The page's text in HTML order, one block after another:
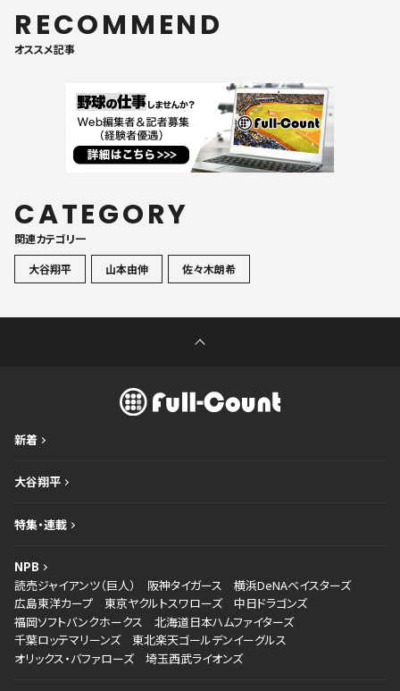
RECOMMEND
オススメ記事
CATEGORY
関連カテゴリ一
大谷翔平
山本由伸 佐々木朗希
新着
大谷翔平
特集・連載
NPB
読売ジャイアンツ（巨人）
阪神タイガース
横浜DeNAベイスターズ
広島東洋カープ
東京ヤクルトスワローズ
中日ドラゴンズ
福岡ソフトバンクホークス
北海道日本ハムファイターズ
千葉ロッテマリーンズ
東北楽天ゴールデンイーグルス
オリックス・バファローズ
埼玉西武ライオンズ